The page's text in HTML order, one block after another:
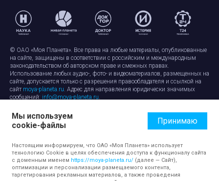
© ОАО «Моя Планета». Все права на любые материалы, опубликованные
на сайте, защищены в соответствии с российским и международным
законодательством об авторском праве и смежных правах.
Использование любых аудио-, фото- и видеоматериалов, размещенных на
сайте, допускается только с разрешения правообладателя и ссылкой на
сайт moya-planeta.ru. Адрес для направления юридически значимых
сообщений: info@moya-planeta.ru.
Правила сайтаРабота с cookie-файлами
Защита персональных данных
Обработка персональных данных
Мы используем
cookie-файлы
Принимаю
Настоящим информируем, что ОАО «Моя Планета» использует
технологию Cookie в целях обеспечения доступа к функционалу сайта
с доменным именем https://moya-planeta.ru/ (далее — Сайт),
оптимизации и персонализации размещаемого контента,
таргетирования рекламных материалов, а также проведения